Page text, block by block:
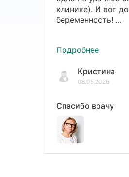
клинике). И вот
беременность! ...
Подробнее
Кристина
08.05.2026
Спасибо врачу